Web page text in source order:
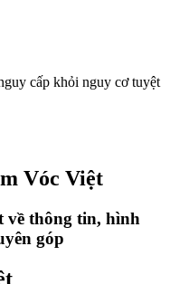
cấp khỏi nguy cơ tuyệt
Vóc Việt
về thông tin, hình
góp